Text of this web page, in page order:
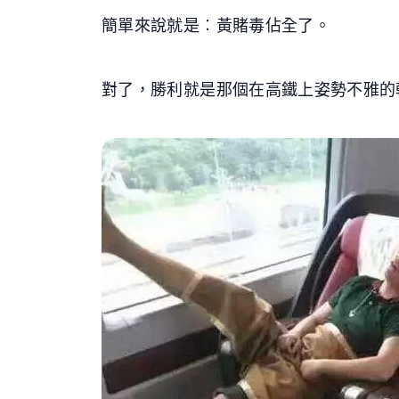
簡單來說就是︰黃賭毒佔全了。
對了，勝利就是那個在高鐵上姿勢不雅